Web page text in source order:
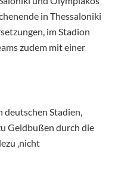
in Thessaloniki
im Stadion
zudem mit einer
deutschen Stadien,
Geldbußen durch die
‚nicht